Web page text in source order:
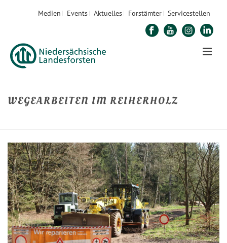
Medien Events Aktuelles Forstämter Servicestellen
WEGEARBEITEN IM REIHERHOLZ